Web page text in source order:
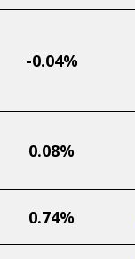
-0.04%
0.08%
0.74%